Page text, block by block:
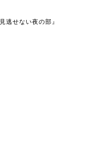
逃せない夜の部』